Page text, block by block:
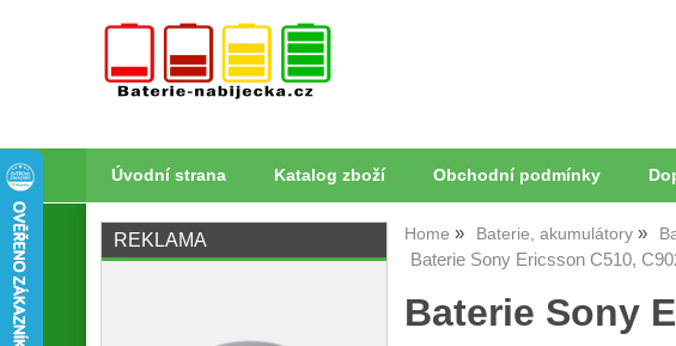
Úvodní strana Katalog zboží Obchodní podmínky
Home Baterie, akumulátory
Baterie Sony Ericsson C510,
Baterie Sony
REKLAMA